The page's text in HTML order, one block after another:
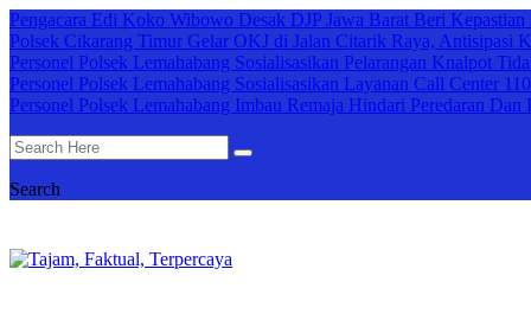
Pengacara Edi Koko Wibowo Desak DJP Jawa Barat Beri
Polsek Cikarang Timur Gelar OKJ di Jalan Citarik Raya, Antisipasi
Personel Polsek Lemahabang Sosialisasikan Pelarangan Knalpot
Personel Polsek Lemahabang Sosialisasikan Layanan Call Center
Personel Polsek Lemahabang Imbau Remaja Hindari Peredaran Dan
Search